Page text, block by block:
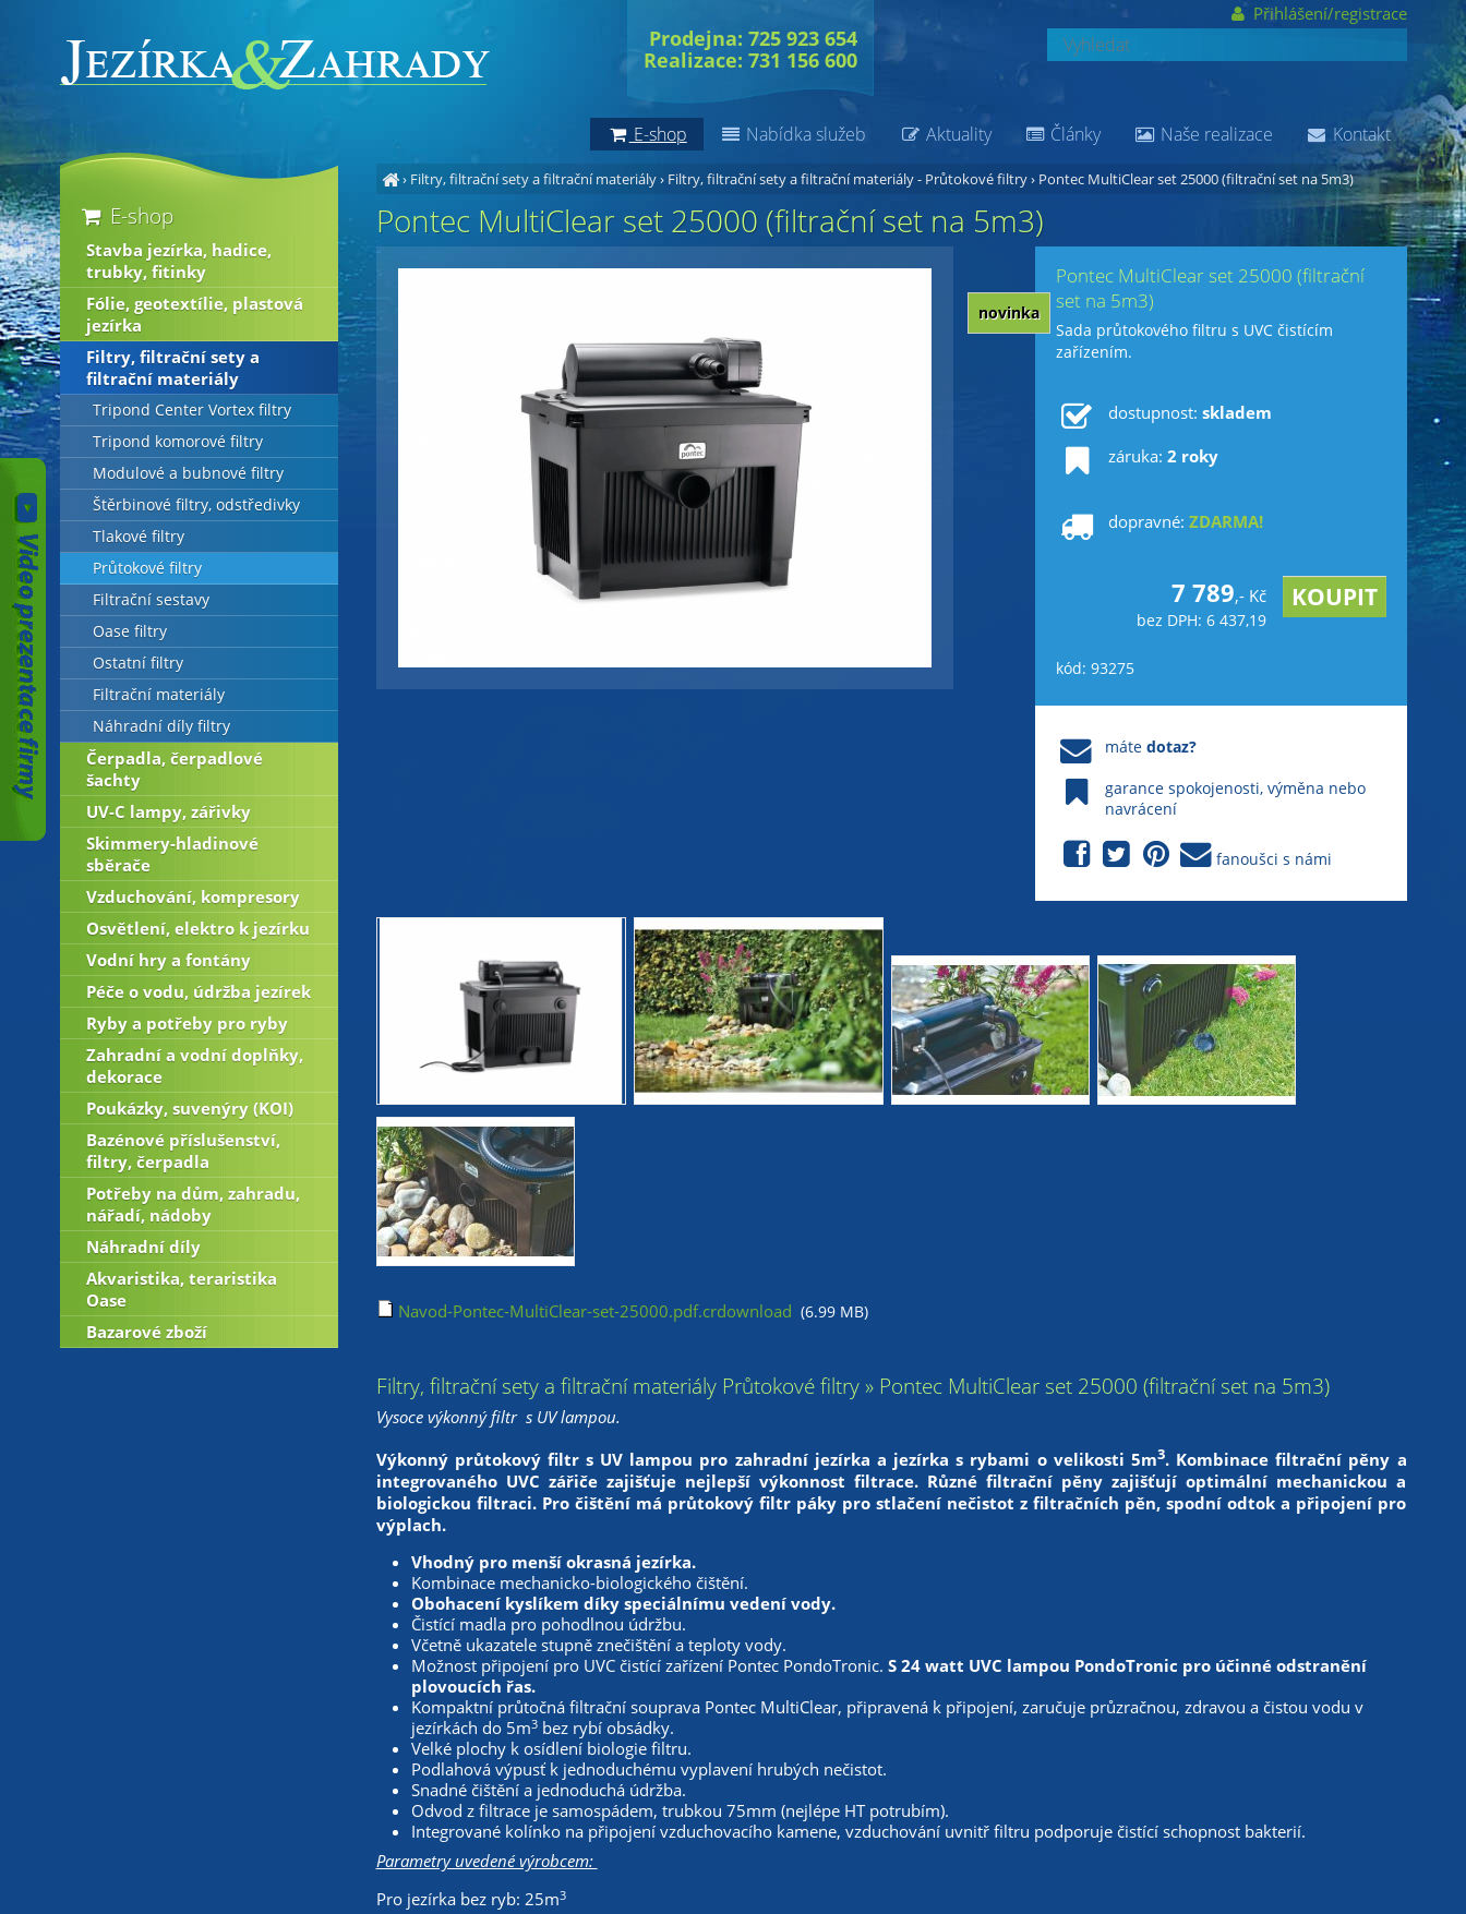
› Filtry, filtrační sety a filtrační materiály› Filtry, filtrační sety a filtrační materiály - Průtokové filtry› Pontec MultiClear set 25000 (filtrační set na 5m3)
Pontec MultiClear set 25000 (filtrační set na 5m3)
Pontec MultiClear set 25000 (filtrační
set na 5m3)
Sada průtokového filtru s UVC čistícím
zařízením.
novinka
dostupnost: skladem
záruka: 2 roky
dopravné: ZDARMA!
7 789,- Kč
bez DPH: 6 437,19
kód: 93275
mátedotaz?
garance spokojenosti, výměna nebo
navrácení
fanoušci s námi
Navod-Pontec-MultiClear-set-25000.pdf.crdownload (6.99 MB)
Filtry, filtrační sety a filtrační materiály Průtokové filtry » Pontec MultiClear set 25000 (filtrační set na 5m3)
Vysoce výkonný filtr s UV lampou.
Výkonný průtokový filtr s UV lampou pro zahradní jezírka a jezírka s rybami o velikosti 5m3. Kombinace filtrační pěny a
integrovaného UVC zářiče zajišťuje nejlepší výkonnost filtrace. Různé filtrační pěny zajišťují optimální mechanickou a
biologickou filtraci. Pro čištění má průtokový filtr páky pro stlačení nečistot z filtračních pěn, spodní odtok a připojení pro
výplach.
Vhodný pro menší okrasná jezírka.
Kombinace mechanicko-biologického čištění.
Obohacení kyslíkem díky speciálnímu vedení vody.
Čistící madla pro pohodlnou údržbu.
Včetně ukazatele stupně znečištění a teploty vody.
Možnost připojení pro UVC čistící zařízení Pontec PondoTronic. S 24 watt UVC lampou PondoTronic pro účinné odstranění
plovoucích řas.
Kompaktní průtočná filtrační souprava Pontec MultiClear, připravená k připojení, zaručuje průzračnou, zdravou a čistou vodu v
jezírkách do 5m3bez rybí obsádky.
Velké plochy k osídlení biologie filtru.
Podlahová výpusť k jednoduchému vyplavení hrubých nečistot.
Snadné čištění a jednoduchá údržba.
Odvod z filtrace je samospádem, trubkou 75mm (nejlépe HT potrubím).
Integrované kolínko na připojení vzduchovacího kamene, vzduchování uvnitř filtru podporuje čistící schopnost bakterií.
Parametry uvedené výrobcem:
Pro jezírka bez ryb: 25m3
E-shop
Stavba jezírka, hadice,
trubky, fitinky
Fólie, geotextílie, plastová
jezírka
Filtry, filtrační sety a
filtrační materiály
Tripond Center Vortex filtry
Tripond komorové filtry
Modulové a bubnové filtry
Štěrbinové filtry, odstředivky
Tlakové filtry
Průtokové filtry
Filtrační sestavy
Oase filtry
Ostatní filtry
Filtrační materiály
Náhradní díly filtry
Čerpadla, čerpadlové
šachty
UV-C lampy, zářivky
Skimmery-hladinové
sběrače
Vzduchování, kompresory
Osvětlení, elektro k jezírku
Vodní hry a fontány
Péče o vodu, údržba jezírek
Ryby a potřeby pro ryby
Zahradní a vodní doplňky,
dekorace
Poukázky, suvenýry (KOI)
Bazénové příslušenství,
filtry, čerpadla
Potřeby na dům, zahradu,
nářadí, nádoby
Náhradní díly
Akvaristika, teraristika
Oase
Bazarové zboží
E-shop Nabídka služeb Aktuality Články Naše realizace Kontakt
Prodejna: 725 923 654
Realizace: 731 156 600
Přihlášení/registrace